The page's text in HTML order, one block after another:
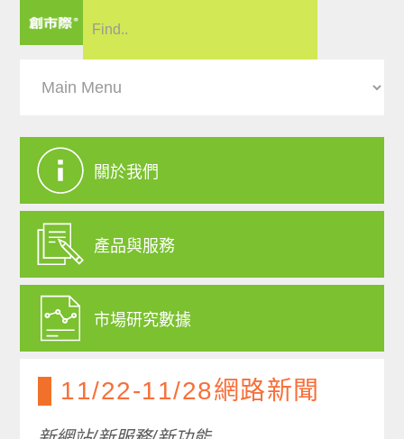
關於我們
產品與服務
市場研究數據
11/22-11/28網路新聞